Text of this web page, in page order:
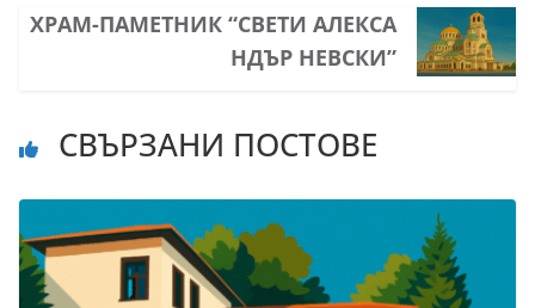
ХРАМ-ПАМЕТНИК “СВЕТИ АЛЕКСА
НДЪР НЕВСКИ”
СВЪРЗАНИ ПОСТОВЕ